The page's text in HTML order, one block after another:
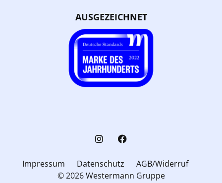
AUSGEZEICHNET
Impressum Datenschutz
AGB/Widerruf
© 2026 Westermann Gruppe